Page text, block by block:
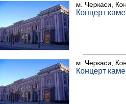
м. Черкаси,
Концерт
м. Черкаси,
Концерт